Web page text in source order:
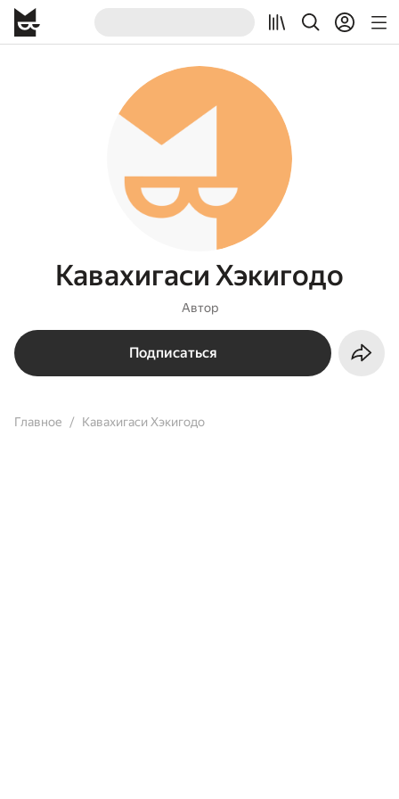
Кавахигаси Хэкигодо
Автор
Подписаться
Главное Кавахигаси Хэкигодо